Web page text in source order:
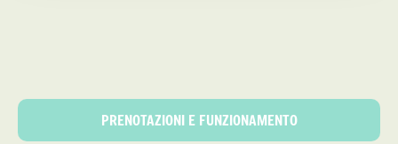
PRENOTAZIONI E FUNZIONAMENTO